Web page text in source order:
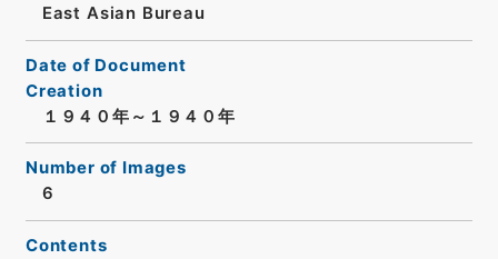
East Asian Bureau
Date of Document
Creation
１９４０年～１９４０年
Number of Images
6
Contents